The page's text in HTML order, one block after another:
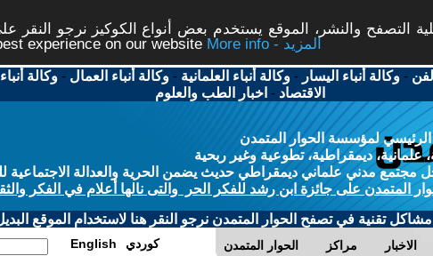
التصفح والنشر، الموقع يستخدم بعض أنواع الكوكيز نرجو النقر
experience on our website
More info - المزيد
-وكالة أنباء اليسار -وكالة أنباء العلمانية -وكالة أنباء العمال -وكالة
الاقتصاد - اخبار الطب والعلوم
الرئيسي لمؤسسة الحوار المتمدن
علمانية، ديمقراطية، تطوعية وغير ربحية
مجتمع مدني علماني ديمقراطي حديث يضمن الحرية والعدالة الاجتماعية
المتمدن على جائزة ابن رشد للفكر الحر والتى نالها أعلام في الفكر
مشاكل تقنية في تصفح الحوار المتمدن نرجو النقر هنا لاستخدام الموقع
الحوار المتمدن مراكز الاخبار English كوردي